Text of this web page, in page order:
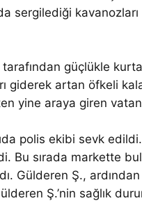
sergilediği
güçlükle
giderek artan öfkeli
yine araya giren
polis ekibi sevk edildi.
Bu sırada markette
Gülderen Ş.,
Ş.’nin sağlık